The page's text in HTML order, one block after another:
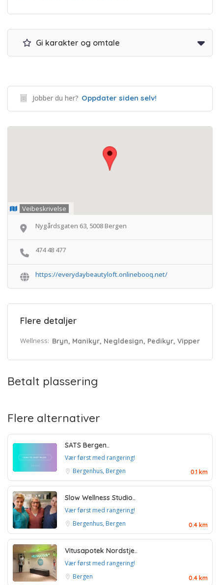
Gi karakter og omtale
Jobber du her? Oppdater siden selv!
Veibeskrivelse
Nygårdsgaten 63, 5008 Bergen
474 48 477
https://everydaybeautyloft.onlinebooq.net/
Flere detaljer
Wellness: Bryn, Manikyr, Negldesign, Pedikyr, Vipper
Betalt plassering
Flere alternativer
SATS Bergen..
Vær først med rangering!
Bergenhus, Bergen
0.1 km
Slow Wellness Studio..
Vær først med rangering!
Bergenhus, Bergen
0.4 km
Vitusapotek Nordstje..
Vær først med rangering!
Bergen
0.4 km